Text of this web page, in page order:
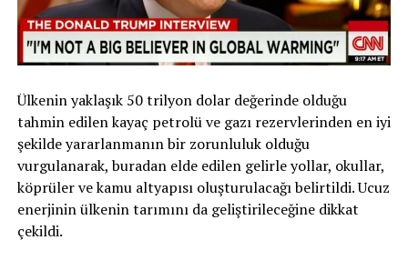
Ülkenin yaklaşık 50 trilyon dolar değerinde olduğu
tahmin edilen kayaç petrolü ve gazı rezervlerinden en iyi
şekilde yararlanmanın bir zorunluluk olduğu
vurgulanarak, buradan elde edilen gelirle yollar, okullar,
köprüler ve kamu altyapısı oluşturulacağı belirtildi. Ucuz
enerjinin ülkenin tarımını da geliştirileceğine dikkat
çekildi.